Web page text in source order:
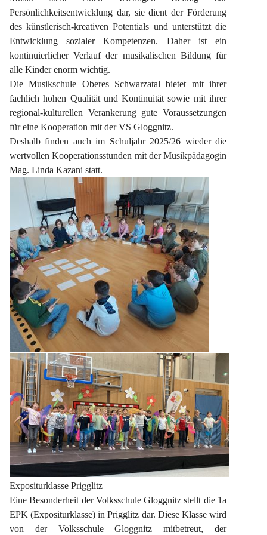
Persönlichkeitsentwicklung dar, sie dient der Förderung
des künstlerisch-kreativen Potentials und unterstützt die
Entwicklung sozialer Kompetenzen. Daher ist ein
kontinuierlicher Verlauf der musikalischen Bildung für
alle Kinder enorm wichtig.
Die Musikschule Oberes Schwarzatal bietet mit ihrer
fachlich hohen Qualität und Kontinuität sowie mit ihrer
regional-kulturellen Verankerung gute Voraussetzungen
für eine Kooperation mit der VS Gloggnitz.
Deshalb finden auch im Schuljahr 2025/26 wieder die
wertvollen Kooperationsstunden mit der Musikpädagogin
Mag. Linda Kazani statt.
Expositurklasse Prigglitz
Eine Besonderheit der Volksschule Gloggnitz stellt die 1a
EPK (Expositurklasse) in Prigglitz dar. Diese Klasse wird
von der Volksschule Gloggnitz mitbetreut, der